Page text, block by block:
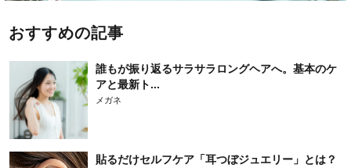
おすすめの記事
誰もが振り返るサラサラロングヘアへ。基本のケ
アと最新ト...
メガネ
貼るだけセルフケア「耳つぼジュエリー」とは？